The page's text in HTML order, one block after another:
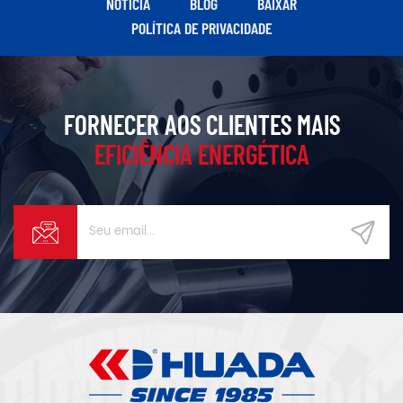
acima do nível de proteção
como a configuração padrãoPOLÍTICA DE PRIVACIDADE
FORNECER AOS CLIENTES MAIS
EFICIÊNCIA ENERGÉTICA